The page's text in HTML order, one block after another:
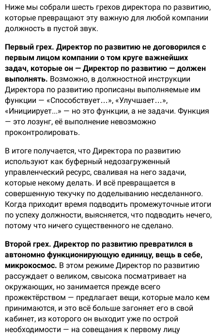
Ниже мы собрали шесть грехов директора по развитию,
которые превращают эту важную для любой компании
должность в пустой звук.
Первый грех. Директор по развитию не договорился с
первым лицом компании о том круге важнейших
задач, которые он — Директор по развитию — должен
выполнять. Возможно, в должностной инструкции
Директора по развитию прописаны выполняемые им
функции — «Способствует…», «Улучшает…»,
«Инициирует...» — но это функции, а не задачи. Функция
— это лозунг, её выполнение невозможно
проконтролировать.
В итоге получается, что Директора по развитию
используют как буферный недозагруженный
управленческий ресурс, сваливая на него задачи,
которые некому делать. И всё превращается в
совершенную текучку по доделыванию несделанного.
Когда приходит время подводить промежуточные итоги
по успеху должности, выясняется, что подводить нечего,
потому что ничего существенного не сделано.
Второй грех. Директор по развитию превратился в
автономно функционирующую единицу, вещь в себе,
микрокосмос. В этом режиме Директор по развитию
рассуждает о великом, свысока посматривает на
окружающих, но занимается прежде всего
прожектёрством — предлагает вещи, которые мало кем
принимаются, и это всё больше загоняет его в свой
кабинет, из которого он выходит уже по острой
необходимости — на совещания к первому лицу